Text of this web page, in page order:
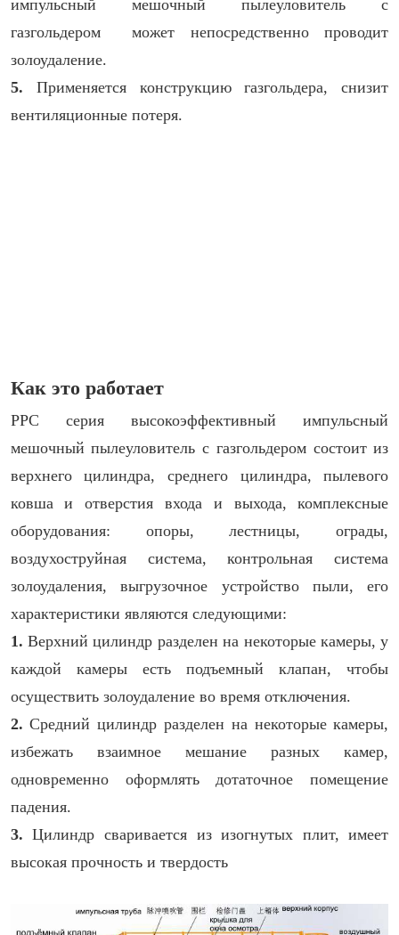
импульсный мешочный пылеуловитель с
газгольдером может непосредственно проводит
золоудаление.
5. Применяется конструкцию газгольдера, снизит
вентиляционные потеря.
Как это работает
PPC серия высокоэффективный импульсный
мешочный пылеуловитель с газгольдером состоит из
верхнего цилиндра, среднего цилиндра, пылевого
ковша и отверстия входа и выхода, комплексные
оборудования: опоры, лестницы, ограды,
воздухоструйная система, контрольная система
золоудаления, выгрузочное устройство пыли, его
характеристики являются следующими:
1. Верхний цилиндр разделен на некоторые камеры, у
каждой камеры есть подъемный клапан, чтобы
осуществить золоудаление во время отключения.
2.Средний цилиндр разделен на некоторые камеры,
избежать взаимное мешание разных камер,
одновременно оформлять дотаточное помещение
падения.
3.Цилиндр сваривается из изогнутых плит, имеет
высокая прочность и твердость